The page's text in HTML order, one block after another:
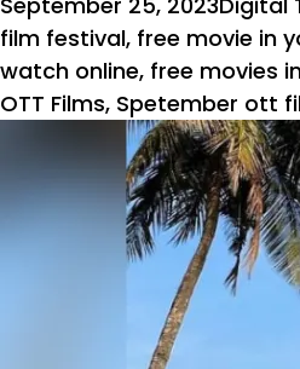
on
film festival, free movie in
watch online, free movies
OTT Films, Spetember ott